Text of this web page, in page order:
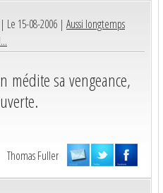
| Le 15-08-2006 | Aussi longtemps
sa vengeance,
Thomas Fuller